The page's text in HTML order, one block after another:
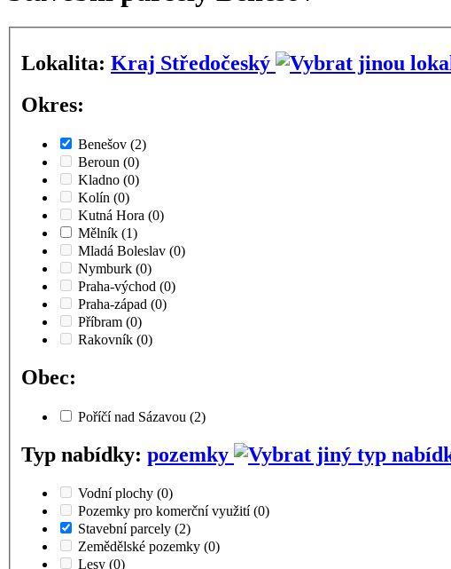
Lokalita:
Kraj Středočeský
Okres:
Benešov (2)
Beroun (0)
Kladno (0)
Kolín (0)
Kutná Hora (0)
Mělník (1)
Mladá Boleslav (0)
Nymburk (0)
Praha-východ (0)
Praha-západ (0)
Příbram (0)
Rakovník (0)
Obec:
Poříčí nad Sázavou (2)
Typ nabídky: pozemky
Vodní plochy (0)
Pozemky pro komerční využití(0)
Stavební parcely (2)
Zemědělské pozemky (0)
Lesy (0)